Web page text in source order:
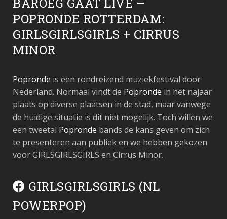
POPRONDE ROTTERDAM:
GIRLSGIRLSGIRLS + CIRRUS
MINOR
Popronde is een rondreizend muziekfestival door
Nederland. Normaal vindt de Popronde in het najaar
plaats op diverse plaatsen in de stad, maar vanwege
de huidige situatie is dit niet mogelijk. Toch willen we
een tweetal Popronde bands de kans geven om zich
te presenteren aan publiek en we hebben gekozen
voor GIRLSGIRLSGIRLS en Cirrus Minor.
GIRLSGIRLSGIRLS (NL
POWERPOP)